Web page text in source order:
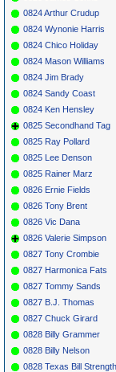
0824 Arthur Crudup
0824 Wynonie Harris
0824 Chico Holiday
0824 Mason Williams
0824 Jim Brady
0824 Sandy Coast
0824 Ken Hensley
0825 Secondhand Tag
0825 Ray Pollard
0825 Lee Denson
0825 Rainer Marz
0826 Ernie Fields
0826 Tony Brent
0826 Vic Dana
0826 Valerie Simpson
0827 Tony Crombie
0827 Harmonica Fats
0827 Tommy Sands
0827 B.J. Thomas
0827 Chuck Girard
0828 Billy Grammer
0828 Billy Nelson
0828 Texas Bill Strength